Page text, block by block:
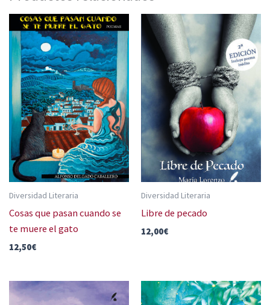
Diversidad Literaria
Cosas que pasan cuando se
te muere el gato
12,50€
Diversidad Literaria
Libre de pecado
12,00€